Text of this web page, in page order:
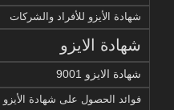
شهادة الأيزو للأفراد والشركات
شهادة الايزو
شهادة الايزو 9001
فوائد الحصول على شهادة الأيزو